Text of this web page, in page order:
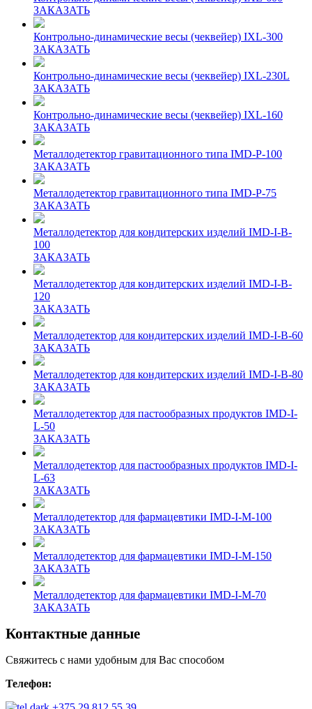
ЗАКАЗАТЬ
Контрольно-динамические весы (чеквейер) IXL-300
ЗАКАЗАТЬ
Контрольно-динамические весы (чеквейер) IXL-230L
ЗАКАЗАТЬ
Контрольно-динамические весы (чеквейер) IXL-160
ЗАКАЗАТЬ
Металлодетектор гравитационного типа IMD-P-100
ЗАКАЗАТЬ
Металлодетектор гравитационного типа IMD-P-75
ЗАКАЗАТЬ
Металлодетектор для кондитерских изделий IMD-I-B-
100
ЗАКАЗАТЬ
Металлодетектор для кондитерских изделий IMD-I-B-
120
ЗАКАЗАТЬ
Металлодетектор для кондитерских изделий IMD-I-B-60
ЗАКАЗАТЬ
Металлодетектор для кондитерских изделий IMD-I-B-80
ЗАКАЗАТЬ
Металлодетектор для пастообразных продуктов IMD-I-
L-50
ЗАКАЗАТЬ
Металлодетектор для пастообразных продуктов IMD-I-
L-63
ЗАКАЗАТЬ
Металлодетектор для фармацевтики IMD-I-M-100
ЗАКАЗАТЬ
Металлодетектор для фармацевтики IMD-I-M-150
ЗАКАЗАТЬ
Металлодетектор для фармацевтики IMD-I-M-70
ЗАКАЗАТЬ
Контактные данные
Свяжитесь с нами удобным для Вас способом
Телефон: